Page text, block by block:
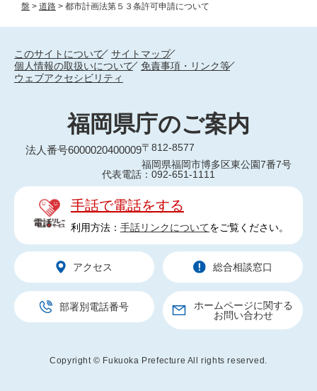
盤 > 道路 > 都市計画法第５３条許可申請について
このサイトについて
サイトマップ
個人情報の取扱いについて
免責事項・リンク等
ウェブアクセシビリティ
福岡県庁のご案内
法人番号6000020400009〒812-8577
福岡県福岡市博多区東公園7番7号
代表電話：092-651-1111
手話で電話をする
利用方法： 手話リンクについてをご覧ください。
アクセス 総合相談窓口
部署別電話番号
ホームページに関する
お問い合わせ
Copyright © Fukuoka Prefecture All rights reserved.